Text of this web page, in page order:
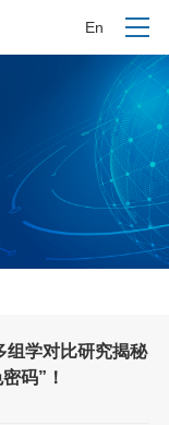
En
组学对比研究揭秘
码”！